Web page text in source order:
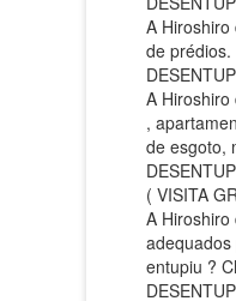
A Hiroshiro
de
A Hiroshiro
,
de esgoto,
( VISITA
A
entupiu ?